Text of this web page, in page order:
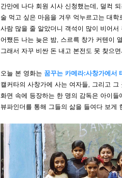
간만에 나다 회원 시사 신청했는데, 덜컥 되
술 먹고 싶은 마음을 겨우 억누르고는 대학
사람 많을 줄 알았더니 객석이 많이 비어서
어쨌든 나는 늦은 밤, 스르륵 창가 커텐이
그래서 자꾸 비싼 돈 내고 본전도 못 찾으
오늘 본 영화는 꿈꾸는 카메라:사창가에서
캘커타의 사창가에 사는 여자들, 그리고
화면 속에 등장하는 한 명의 감독은 아이들
뷰파인더를 통해 그들의 삶을 들여다 보게